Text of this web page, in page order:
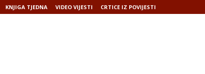
KNJIGA TJEDNA VIDEO VIJESTI CRTICE IZ POVIJESTI